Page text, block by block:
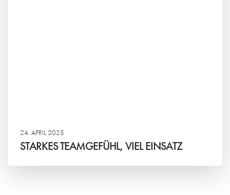
24. APRIL 2025
STARKES TEAMGEFÜHL, VIEL EINSATZ